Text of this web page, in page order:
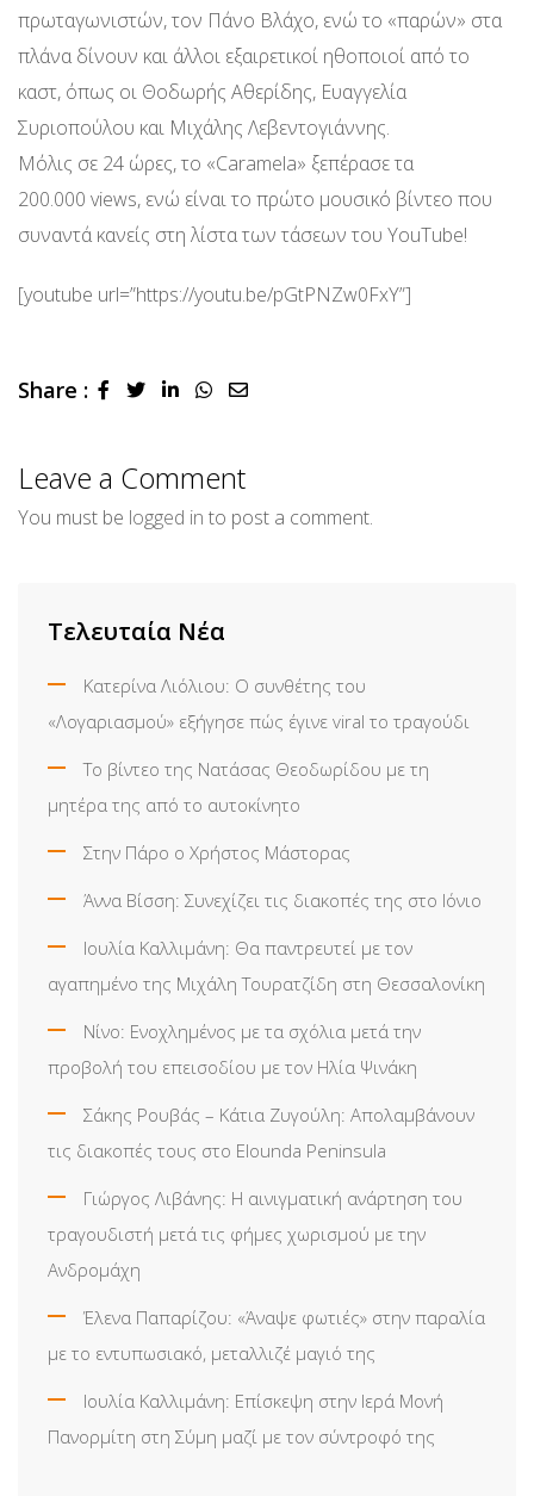
πρωταγωνιστών, τον Πάνο Βλάχο, ενώ το «παρών» στα
πλάνα δίνουν και άλλοι εξαιρετικοί ηθοποιοί από το
καστ, όπως οι Θοδωρής Αθερίδης, Ευαγγελία
Συριοπούλου και Μιχάλης Λεβεντογιάννης.
Μόλις σε 24 ώρες, το «Caramela» ξεπέρασε τα
200.000 views, ενώ είναι το πρώτο μουσικό βίντεο που
συναντά κανείς στη λίστα των τάσεων του YouTube!
[youtube url=”https://youtu.be/pGtPNZw0FxY”]
Share : LinkedInWhatsapp
Share
Leave a Comment
You must be logged in to post a comment.
Τελευταία Νέα
Κατερίνα Λιόλιου: Ο συνθέτης του
«Λογαριασμού» εξήγησε πώς έγινε viral το τραγούδι
Το βίντεο της Νατάσας Θεοδωρίδου με τη
μητέρα της από το αυτοκίνητο
Στην Πάρο ο Χρήστος Μάστορας
Άννα Βίσση: Συνεχίζει τις διακοπές της στο Ιόνιο
Ιουλία Καλλιμάνη: Θα παντρευτεί με τον
αγαπημένο της Μιχάλη Τουρατζίδη στη Θεσσαλονίκη
Νίνο: Ενοχλημένος με τα σχόλια μετά την
προβολή του επεισοδίου με τον Ηλία Ψινάκη
Σάκης Ρουβάς – Κάτια Ζυγούλη: Απολαμβάνουν
τις διακοπές τους στο Elounda Peninsula
Γιώργος Λιβάνης: Η αινιγματική ανάρτηση του
τραγουδιστή μετά τις φήμες χωρισμού με την
Ανδρομάχη
Έλενα Παπαρίζου: «Άναψε φωτιές» στην παραλία
με το εντυπωσιακό, μεταλλιζέ μαγιό της
Ιουλία Καλλιμάνη: Επίσκεψη στην Ιερά Μονή
Πανορμίτη στη Σύμη μαζί με τον σύντροφό της